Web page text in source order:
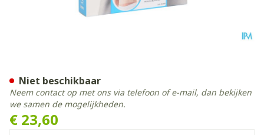
€ 23,60
Niet beschikbaar
Neem contact op met ons via telefoon of e-mail, dan bekijken
we samen de mogelijkheden.